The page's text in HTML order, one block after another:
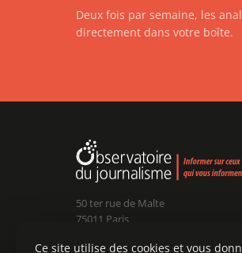
Deux fois par semaine, les
directement dans votre boîte.
50 ter rue de Malte
75011 Paris
Ce site utilise des cookies et vous